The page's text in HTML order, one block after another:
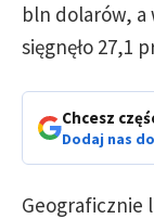
bln dolarów,
sięgnęło 27,1
Chcesz
Dodaj nas
Geograficznie